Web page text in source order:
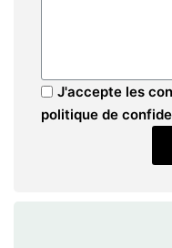
J'accepte les
politique de